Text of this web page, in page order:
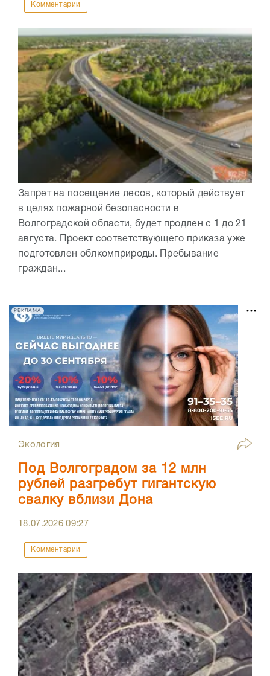
Комментарии
Запрет на посещение лесов, который действует
в целях пожарной безопасности в
Волгоградской области, будет продлен с 1 до 21
августа. Проект соответствующего приказа уже
подготовлен облкомприроды. Пребывание
граждан...
РЕКЛАМА
Экология
Под Волгоградом за 12 млн
рублей разгребут гигантскую
свалку вблизи Дона
18.07.202609:27
Комментарии